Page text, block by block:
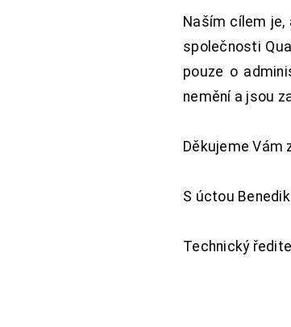
Naším cílem je,
společnosti
pouze o
nemění a jsou
Děkujeme Vám
S úctou
Technický